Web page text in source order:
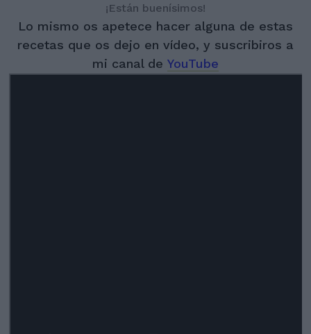
¡Están buenísimos!
Lo mismo os apetece hacer alguna de estas
recetas que os dejo en vídeo, y suscribiros a
mi canal de YouTube